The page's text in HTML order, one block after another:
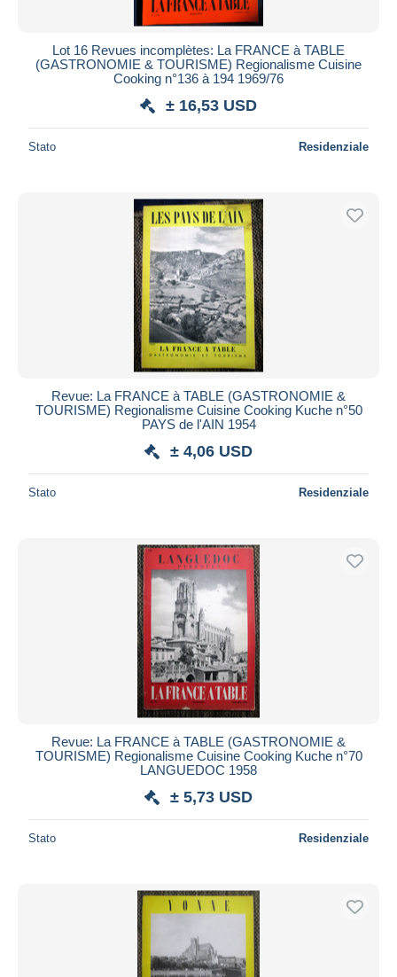
Lot 16 Revues incomplètes: La FRANCE à TABLE
(GASTRONOMIE & TOURISME) Regionalisme Cuisine
Cooking n°136 à 194 1969/76
± 16,53 USD
Stato Residenziale
Revue: La FRANCE à TABLE (GASTRONOMIE &
TOURISME) Regionalisme Cuisine Cooking Kuche n°50
PAYS de l'AIN 1954
± 4,06 USD
Stato Residenziale
Revue: La FRANCE à TABLE (GASTRONOMIE &
TOURISME) Regionalisme Cuisine Cooking Kuche n°70
LANGUEDOC 1958
± 5,73 USD
Stato Residenziale